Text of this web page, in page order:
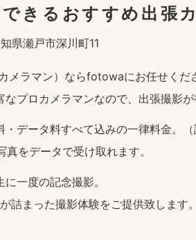
きる おすすめ出張
県瀬戸市深川町11
メラマン）ならfotowaにお任せくだ
プロカメラマンなので、出張撮影が
データ料すべて込みの一律料金。
真をデータで受け取れます。
に一度の記念撮影。
詰まった撮影体験をご提供致します。